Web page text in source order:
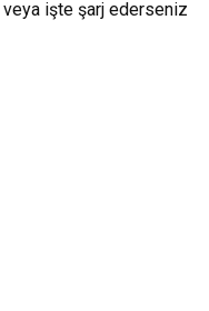
veya işte şarj ederseniz